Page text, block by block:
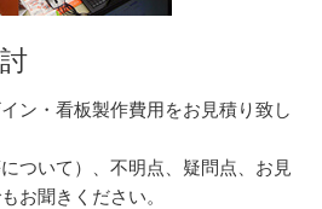
ン・看板製作費用をお見積り致し
ついて）、不明点、疑問点、お見
お聞きください。